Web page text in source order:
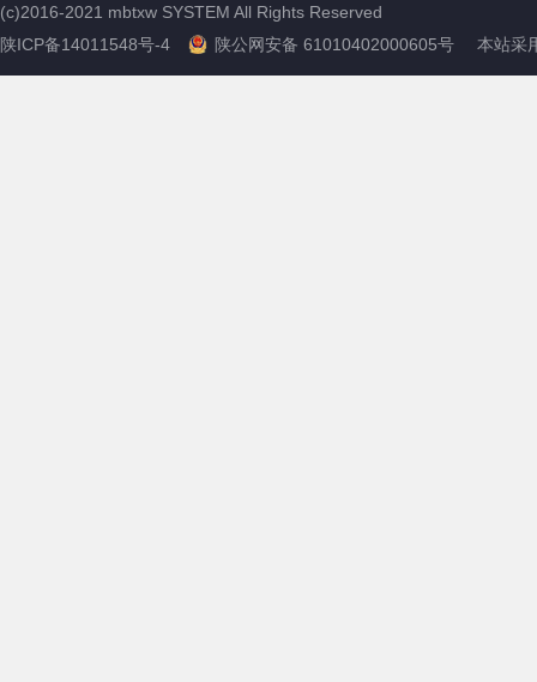
(c)2016-2021 mbtxw SYSTEM All Rights Reserved
陕ICP备14011548号-4
陕公网安备 61010402000605号 本站采